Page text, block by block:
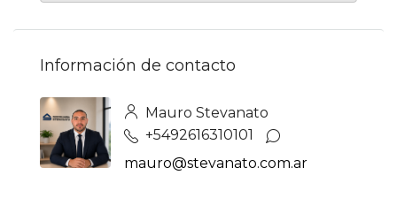
Información de contacto
Mauro Stevanato
+5492616310101
mauro@stevanato.com.ar